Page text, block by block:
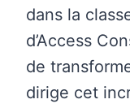
dans la
d’Access
de
dirige cet